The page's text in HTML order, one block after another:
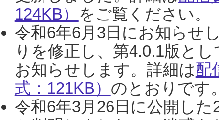
124KB） をご覧ください。
令和6年6月3日にお知らせ
りを修正し、第4.0.1版と
お知らせします。詳細は配
式：121KB） のとおりです
令和6年3月26日に公開し